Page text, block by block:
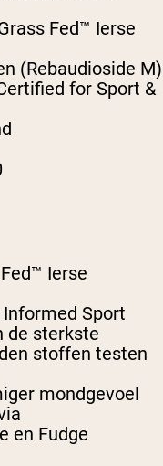
Fed™ Ierse
(Rebaudioside M)
for Sport &
Ierse
Sport
de sterkste
stoffen testen
mondgevoel
en Fudge